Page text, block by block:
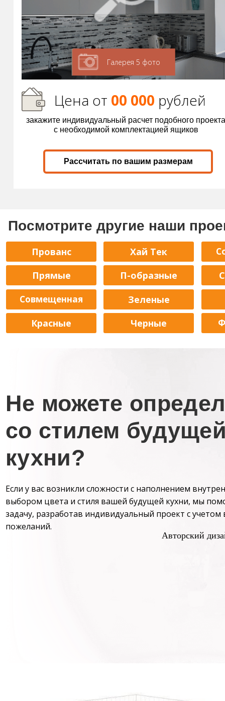
Не можете
со стилем
кухни?
Если у вас возникли сложности с наполнением
выбором цвета и стиля вашей будущей кухни, мы
задачу, разработав индивидуальный проект с
пожеланий.
Авторский
Рассчитать по вашим размерам
Галерея 5 фото
закажите индивидуальный расчет подобного проекта
с необходимой комплектацией ящиков
Цена от 00 000 рублей
Красные
Зеленые
Прямые
Совмещенная
Хай Тек
Черные
П-образные
Посмотрите другие наши
Прованс